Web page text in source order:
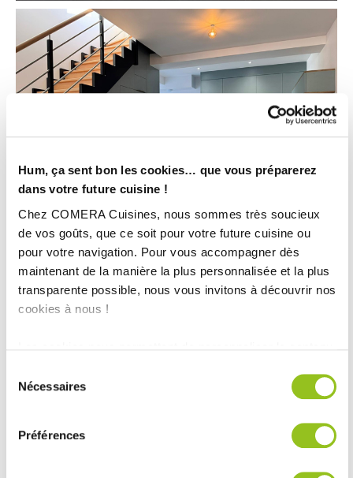
Hum, ça sent bon les cookies… que vous préparerez
dans votre future cuisine !
Chez COMERA Cuisines, nous sommes très soucieux
de vos goûts, que ce soit pour votre future cuisine ou
pour votre navigation. Pour vous accompagner dès
maintenant de la manière la plus personnalisée et la plus
transparente possible, nous vous invitons à découvrir nos
cookies à nous !
médias sociaux et d'analyser notre trafic. Nous
partageons également des informations sur l'utilisation de
notre site avec nos partenaires de médias sociaux, de
publicité et d'analyse, qui peuvent combiner celles-ci
Nécessaires
Préférences
Cuisine bleue sous escalier avec porte cachée